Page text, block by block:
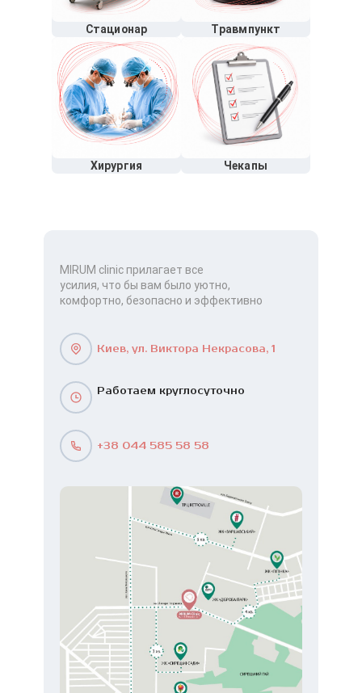
Стационар Травмпункт
Хирургия Чекапы
MIRUM clinic прилагает все
усилия, что бы вам было уютно,
комфортно, безопасно и эффективно
Киев, ул. Виктора Некрасова, 1
Работаем круглосуточно
+38 044 585 58 58